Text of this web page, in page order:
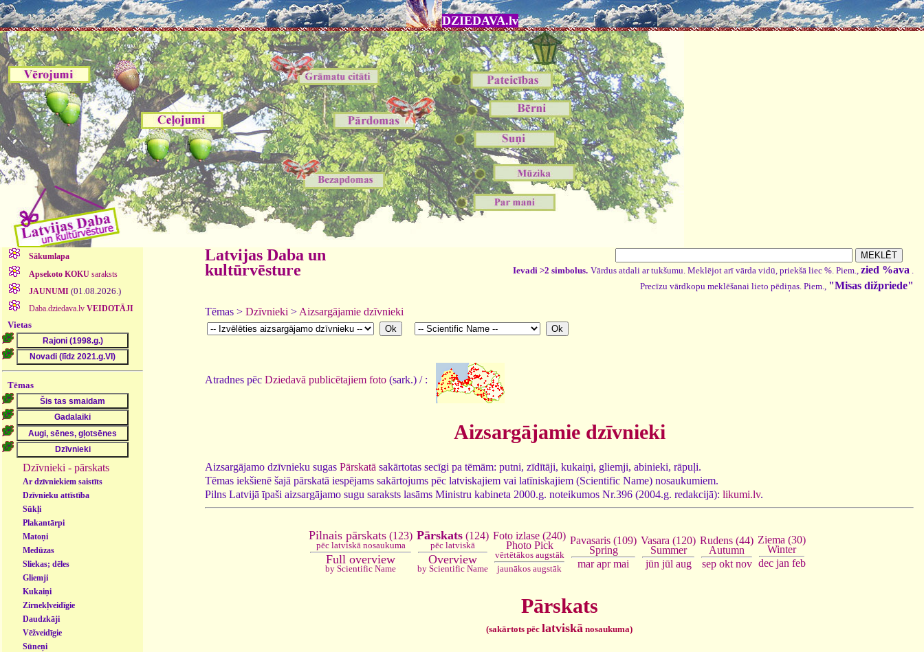
DZIEDAVA.lv
Sākumlapa
Apsekoto KOKUsaraksts
JAUNUMI (01.08.2026.)
Daba.dziedava.lv VEIDOTĀJI
Vietas
Tēmas
Dzīvnieki - pārskats
Ar dzīvniekiem saistīts
Dzīvnieku attīstība
Sūkļi
Plakantārpi
Matoņi
Medūzas
Sliekas; dēles
Gliemji
Kukaiņi
Zirnekļveidīgie
Daudzkāji
Vēžveidīgie
Sūneņi
Latvijas Daba un
kultūrvēsture
Ievadi >2 simbolus. Vārdus atdali ar tukšumu. Meklējot arī vārda vidū, priekšā liec %. Piem., zied %ava .
Precīzu vārdkopu meklēšanai lieto pēdiņas. Piem., "Misas dižpriede"
Tēmas > Dzīvnieki > Aizsargājamie dzīvnieki
Atradnes pēc Dziedavā publicētajiem foto (sark.) / :
Aizsargājamie dzīvnieki
Aizsargājamo dzīvnieku sugas Pārskatā sakārtotas secīgi pa tēmām: putni, zīdītāji, kukaiņi, gliemji, abinieki, rāpuļi.
Tēmas iekšienē šajā pārskatā iespējams sakārtojums pēc latviskajiem vai latīniskajiem (Scientific Name) nosaukumiem.
Pilns Latvijā īpaši aizsargājamo sugu saraksts lasāms Ministru kabineta 2000.g. noteikumos Nr.396 (2004.g. redakcijā): likumi.lv.
Pilnais pārskats (123)
pēc latviskā nosaukuma
Full overview
by Scientific Name
Pārskats (124)
pēc latviskā
Overview
by Scientific Name
Foto izlase (240)
Photo Pick
vērtētākos augstāk
jaunākos augstāk
Pavasaris (109)
Spring
mar apr mai
Vasara (120)
Summer
jūn jūl aug
Rudens (44)
Autumn
sep okt nov
Ziema (30)
Winter
dec jan feb
Pārskats
(sakārtots pēc latviskā nosaukuma)